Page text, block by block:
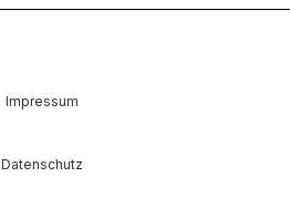
Impressum
Datenschutz